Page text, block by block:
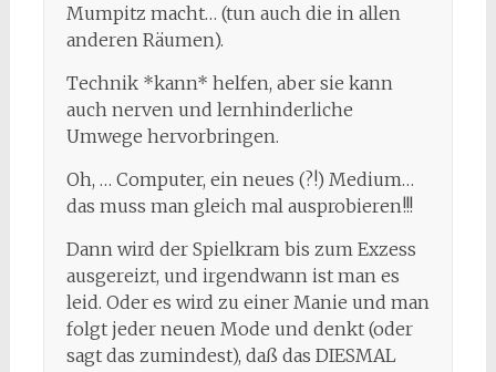
Mumpitz macht… (tun auch die in allen
anderen Räumen).
Technik *kann* helfen, aber sie kann
auch nerven und lernhinderliche
Umwege hervorbringen.
Oh, … Computer, ein neues (?!) Medium…
das muss man gleich mal ausprobieren!!!
Dann wird der Spielkram bis zum Exzess
ausgereizt, und irgendwann ist man es
leid. Oder es wird zu einer Manie und man
folgt jeder neuen Mode und denkt (oder
sagt das zumindest), daß das DIESMAL